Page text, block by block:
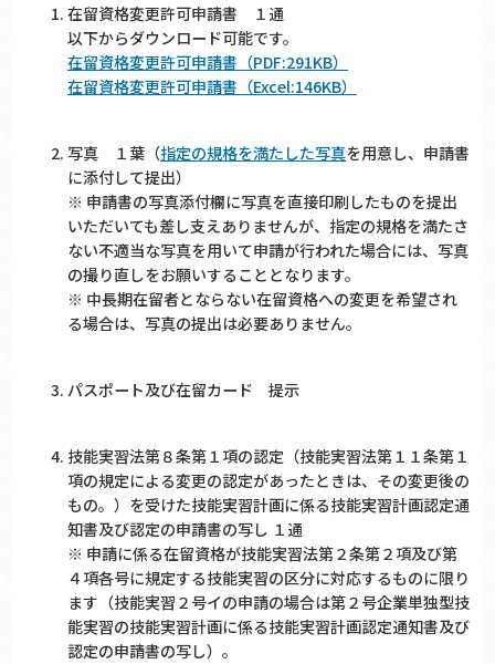
在留資格変更許可申請書 １通
以下からダウンロード可能です。
在留資格変更許可申請書（PDF:291KB）
在留資格変更許可申請書（Excel:146KB）
写真 １葉（指定の規格を満たした写真を用意し、申請書
に添付して提出）
※ 申請書の写真添付欄に写真を直接印刷したものを提出
いただいても差し支えありませんが、指定の規格を満たさ
ない不適当な写真を用いて申請が行われた場合には、写真
の撮り直しをお願いすることとなります。
※ 中長期在留者とならない在留資格への変更を希望され
る場合は、写真の提出は必要ありません。
パスポート及び在留カード 提示
技能実習法第８条第１項の認定（技能実習法第１１条第１
項の規定による変更の認定があったときは、その変更後の
もの。）を受けた技能実習計画に係る技能実習計画認定通
知書及び認定の申請書の写し １通
※ 申請に係る在留資格が技能実習法第２条第２項及び第
４項各号に規定する技能実習の区分に対応するものに限り
ます（技能実習２号イの申請の場合は第２号企業単独型技
能実習の技能実習計画に係る技能実習計画認定通知書及び
認定の申請書の写し）。